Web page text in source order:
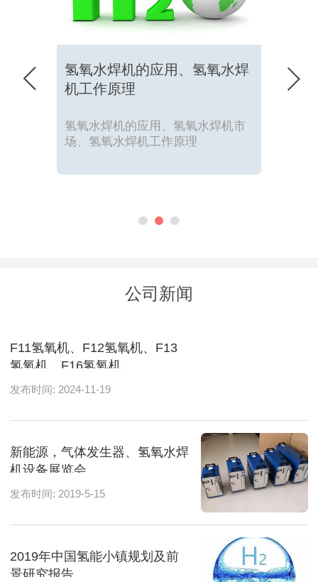
氢氧水焊机的应用、氢氧水焊
机工作原理
氢氧水焊机的应用、氢氧水焊机市
场、氢氧水焊机工作原理
 
公司新闻
F11氢氧机、F12氢氧机、F13
氢氧机、F16氢氧机
发布时间: 2024-11-19
新能源，气体发生器、氢氧水焊
机设备展览会
发布时间: 2019-5-15
2019年中国氢能小镇规划及前
景研究报告